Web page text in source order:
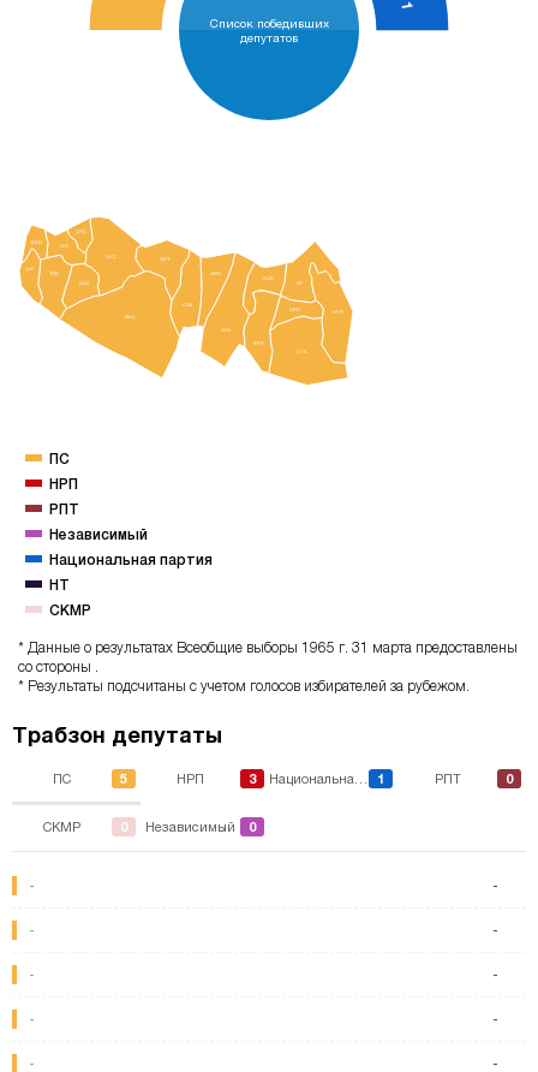
1
Список победивших
депутатов
AKÇ
ARK
ARS
ÇYK
MAÇ
OF
SÜR
TON
VKF
YOM
BŞD
ŞLP
ÇRŞ
DRN
DÜZ
HYR
KPR
ORT
ПС
НРП
РПТ
Независимый
Национальная партия
НТ
CKMP
* Данные о результатах Всеобщие выборы 1965 г. 31 марта предоставлены
со стороны .
* Результаты подсчитаны с учетом голосов избирателей за рубежом.
Трабзон депутаты
ПС 5 НРП 3 1 РПТ 0
CKMP 0 Независимый 0
- -
- -
- -
- -
- -